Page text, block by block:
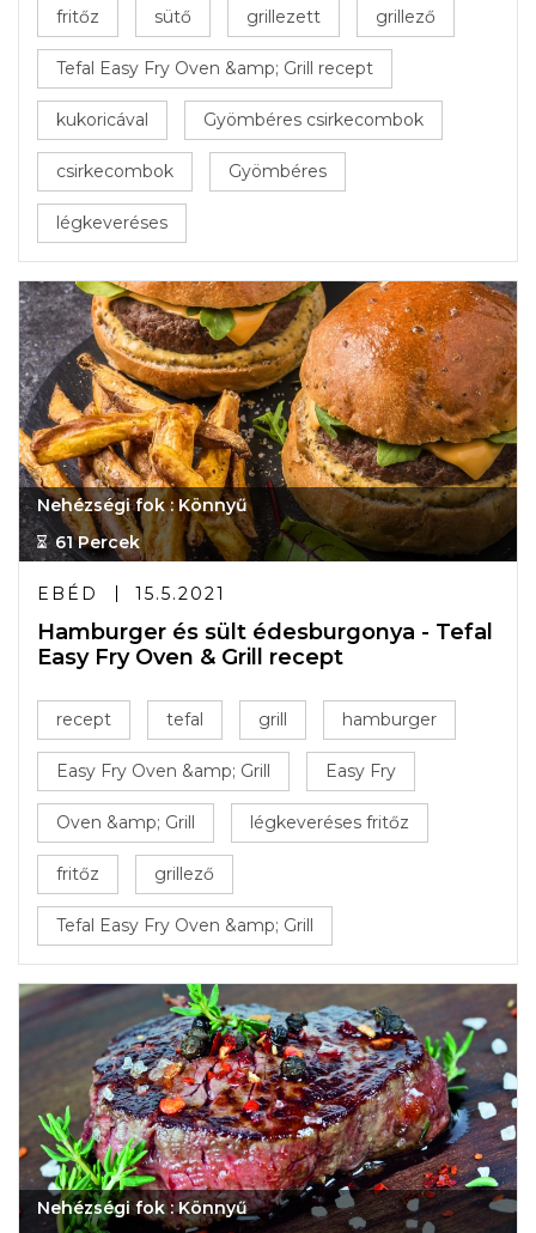
fritőz sütő grillezett grillező
Tefal Easy Fry Oven &amp; Grill recept
kukoricával Gyömbéres csirkecombok
csirkecombok Gyömbéres
légkeveréses
Nehézségi fok : Könnyű
61 Percek
EBÉD 15.5.2021
Hamburger és sült édesburgonya - Tefal
Easy Fry Oven & Grill recept
recept tefal grill hamburger
Easy Fry Oven &amp; Grill Easy Fry
Oven &amp; Grill légkeveréses fritőz
fritőz grillező
Tefal Easy Fry Oven &amp; Grill
Nehézségi fok : Könnyű